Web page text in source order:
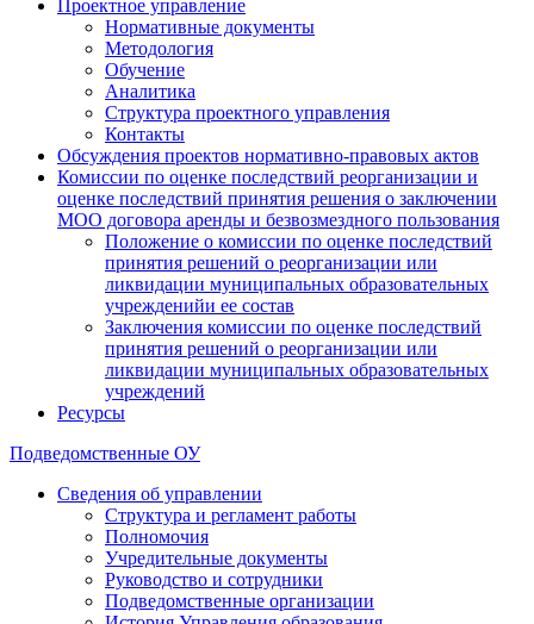
Проектное управление
Нормативные документы
Методология
Обучение
Аналитика
Структура проектного управления
Контакты
Обсуждения проектов нормативно-правовых актов
Комиссии по оценке последствий реорганизации и
оценке последствий принятия решения о заключении
МОО договора аренды и безвозмездного пользования
Положение о комиссии по оценке последствий
принятия решений о реорганизации или
ликвидации муниципальных образовательных
учрежденийи ее состав
Заключения комиссии по оценке последствий
принятия решений о реорганизации или
ликвидации муниципальных образовательных
учреждений
Ресурсы
Подведомственные ОУ
Сведения об управлении
Структура и регламент работы
Полномочия
Учредительные документы
Руководство и сотрудники
Подведомственные организации